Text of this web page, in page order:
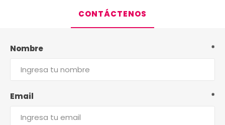
CONTÁCTENOS
Nombre *
Email *